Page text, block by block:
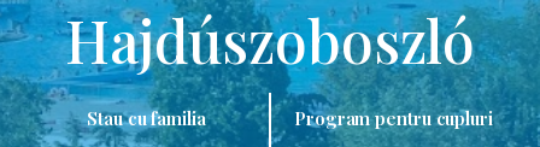
Hajdúszoboszló
Stau cu familia Program pentru cupluri